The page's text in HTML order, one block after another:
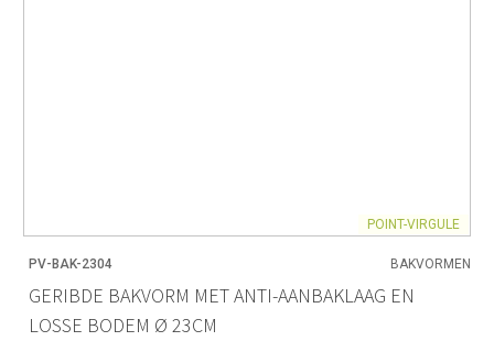
POINT-VIRGULE
PV-BAK-2304 BAKVORMEN
GERIBDE BAKVORM MET ANTI-AANBAKLAAG EN
LOSSE BODEM Ø 23CM